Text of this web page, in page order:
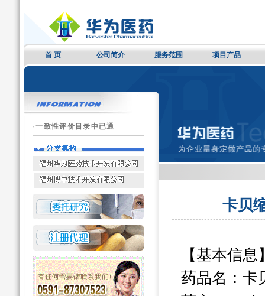
首 页 公司简介 服务范围 项目产品
·一致性评价目录中已通
卡贝
【基本信息
药品名：卡